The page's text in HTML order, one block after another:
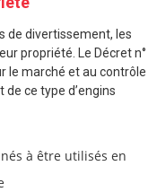
de divertissement, les
propriété. Le Décret n°
le marché et au contrôle
ce type d’engins
à être utilisés en